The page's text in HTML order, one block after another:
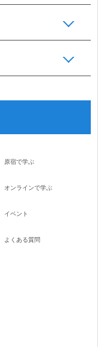
原宿で学ぶ
オンラインで学ぶ
イベント
よくある質問